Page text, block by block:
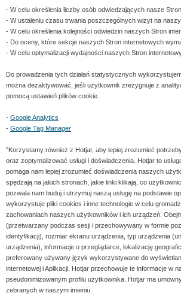
- W celu określenia liczby osób odwiedzających nasze
- W ustaleniu czasu trwania poszczególnych wizyt na
- W celu określenia kolejności odwiedzin naszych Stron
- Do oceny, które sekcje naszych Stron internetowych
- W celu optymalizacji wydajności naszych Stron
Do prowadzenia tych działań statystycznych
można dezaktywować, jeśli użytkownik zrezygnuje z
pomocą ustawień plików cookie.
- Google Analytics
- Google Tag Manager
"Korzystamy również z Hotjar, aby lepiej zrozumieć
oraz zoptymalizować usługi i doświadczenia. Hotjar to
pomaga nam lepiej zrozumieć doświadczenia naszych
spędzają na jakich stronach, jakie linki klikają, co
pozwala nam buduj i utrzymuj naszą usługę na podstawie
wykorzystuje pliki cookies i inne technologie w celu
zachowaniach naszych użytkowników i ich urządzeń.
(przetwarzany podczas sesji i przechowywany w formie
identyfikacji), rozmiar ekranu urządzenia, typ urządzenia
urządzenia), informacje o przeglądarce, lokalizację
preferowany używany język wykorzystywane do
internetowej i Aplikacji. Hotjar przechowuje te informacje w
pseudonimizowanym profilu użytkownika. Hotjar ma
zebranych w naszym imieniu.